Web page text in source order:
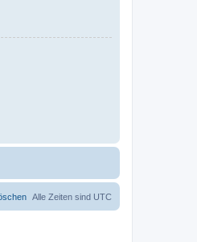
Alle Zeiten sind UTC